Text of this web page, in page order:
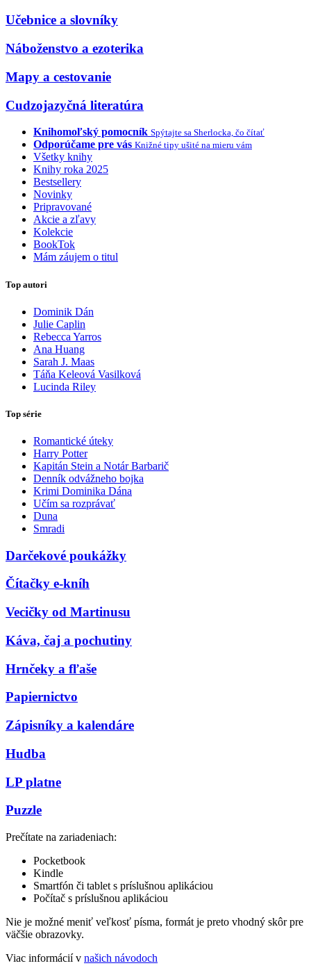
Učebnice a slovníky
Náboženstvo a ezoterika
Mapy a cestovanie
Cudzojazyčná literatúra
Knihomoľský pomocník Spýtajte sa Sherlocka, čo čítať
Odporúčame pre vás Knižné tipy ušité na mieru vám
Všetky knihy
Knihy roka 2025
Bestsellery
Novinky
Pripravované
Akcie a zľavy
Kolekcie
BookTok
Mám záujem o titul
Top autori
Dominik Dán
Julie Caplin
Rebecca Yarros
Ana Huang
Sarah J. Maas
Táňa Keleová Vasilková
Lucinda Riley
Top série
Romantické úteky
Harry Potter
Kapitán Stein a Notár Barbarič
Denník odvážneho bojka
Krimi Dominika Dána
Učím sa rozprávať
Duna
Smradi
Darčekové poukážky
Čítačky e-kníh
Vecičky od Martinusu
Káva, čaj a pochutiny
Hrnčeky a fľaše
Papiernictvo
Zápisníky a kalendáre
Hudba
LP platne
Puzzle
Prečítate na zariadeniach:
Pocketbook
Kindle
Smartfón či tablet s príslušnou aplikáciou
Počítač s príslušnou aplikáciou
Nie je možné meniť veľkosť písma, formát je preto vhodný skôr pre
väčšie obrazovky.
Viac informácií v našich návodoch